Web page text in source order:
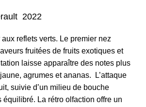
2022
reflets verts. Le premier nez
fruitées de fruits exotiques et
laisse apparaître des notes plus
agrumes et ananas.
L’attaque
suivie d’un milieu de bouche
équilibré. La rétro olfaction offre un